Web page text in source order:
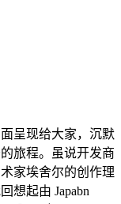
呈现给大家，沉默
旅程。虽说开发商
家埃舍尔的创作理
想起由 Japabn